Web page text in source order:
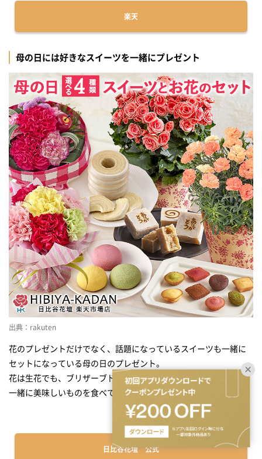
楽天
母の日には好きなスイーツを一緒にプレゼント
出典：rakuten
花のプレゼントだけでなく、話題になっているスイーツも一緒に
セットになっている母の日のプレゼント。
花は生花でも、ブリザーブドフラワーでも相手が好きな物を。
一緒に美味しいものを食べて楽しい時間を過ごして下さい。
日比谷花壇 公式